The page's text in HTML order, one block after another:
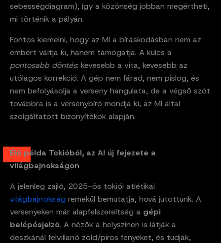
sebességdiagram), így a közönség jobban megértheti,
mi történik a pályán.
Fontos kiemelni, hogy az MI a bíráskodásban nem az
embert váltja ki, hanem támogatja. A kulcs a
pontosabb döntés: kevesebb a vita, kevesebb az
utólagos korrekció. A gép nem fárad, nem pislog, és
nem befolyásolja a verseny hangulata, de a végső szót
továbbra is a versenybíró mondja ki, az MI által
szolgáltatott bizonyítékok alapján.
Élő példa Tokióból, az AI új fejezete a
világbajnokságon
A jelenleg zajló, 2025-ös tokiói atlétikai
világbajnokság remekül bemutatja, hová jutottunk. A
versenyeken már alapfelszereltség a gépi
belépésjelző. A nézők a helyszínen is látják a
deszkánál felvillanó zöld/piros fényeket, és tudják,